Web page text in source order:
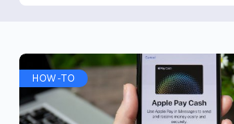
HOW-TO